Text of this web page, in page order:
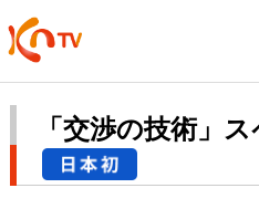
「交渉の技術」